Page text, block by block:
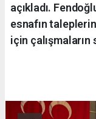
açıkladı.
esnafın
için